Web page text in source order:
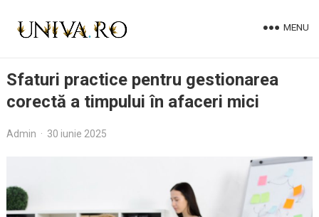
MENU
Sfaturi practice pentru gestionarea
corectă a timpului în afaceri mici
Admin · 30 iunie 2025